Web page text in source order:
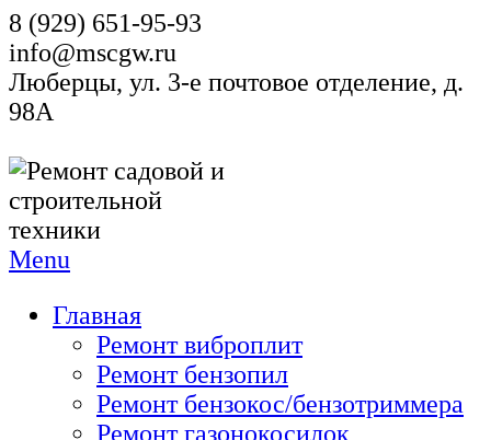
8 (929) 651-95-93
info@mscgw.ru
Люберцы, ул. 3-е почтовое отделение, д.
98А
Menu
Главная
Ремонт виброплит
Ремонт бензопил
Ремонт бензокос/бензотриммера
Ремонт газонокосилок